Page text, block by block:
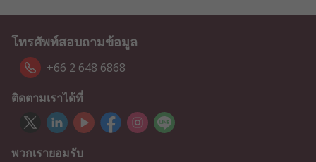
โทรศัพท์สอบถามข้อมูล
+66 2 648 6868
ติดตามเราได้ที่
พวกเรายอมรับ